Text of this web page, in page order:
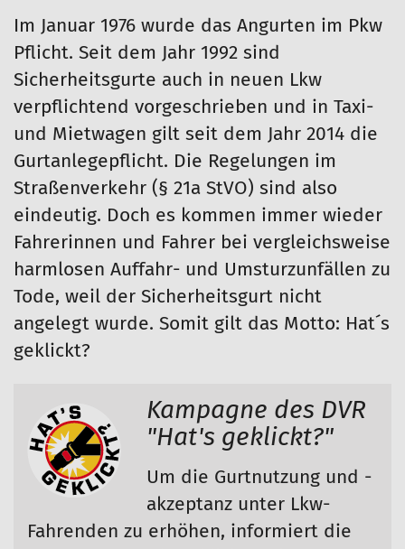
Im Januar 1976 wurde das Angurten im Pkw
Pflicht. Seit dem Jahr 1992 sind
Sicherheitsgurte auch in neuen Lkw
verpflichtend vorgeschrieben und in Taxi-
und Mietwagen gilt seit dem Jahr 2014 die
Gurtanlegepflicht. Die Regelungen im
Straßenverkehr (§ 21a StVO) sind also
eindeutig. Doch es kommen immer wieder
Fahrerinnen und Fahrer bei vergleichsweise
harmlosen Auffahr- und Umsturzunfällen zu
Tode, weil der Sicherheitsgurt nicht
angelegt wurde. Somit gilt das Motto: Hat´s
geklickt?
Kampagne des DVR
"Hat's geklickt?"
Um die Gurtnutzung und -
akzeptanz unter Lkw-
Fahrenden zu erhöhen, informiert die